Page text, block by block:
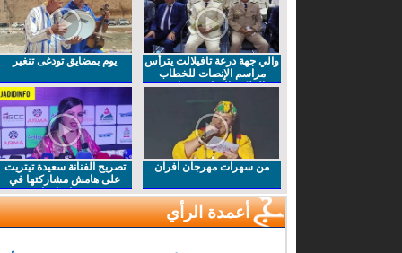
والي جهة درعة تافيلالت يترأس
مراسم الإنصات للخطاب
الملكي السامي بمناسبة
يوم بمضايق تودغى تنغير
من سهرات مهرجان افران
تصريح الفنانة سعيدة تيتريت
على هامش مشاركتها في
مهرجان افران
أعمدة الرأي